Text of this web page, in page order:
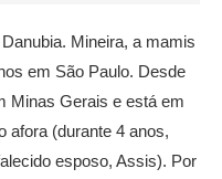
Mineira, a mamis
em São Paulo. Desde
Minas Gerais e está em
afora (durante 4 anos,
esposo, Assis). Por